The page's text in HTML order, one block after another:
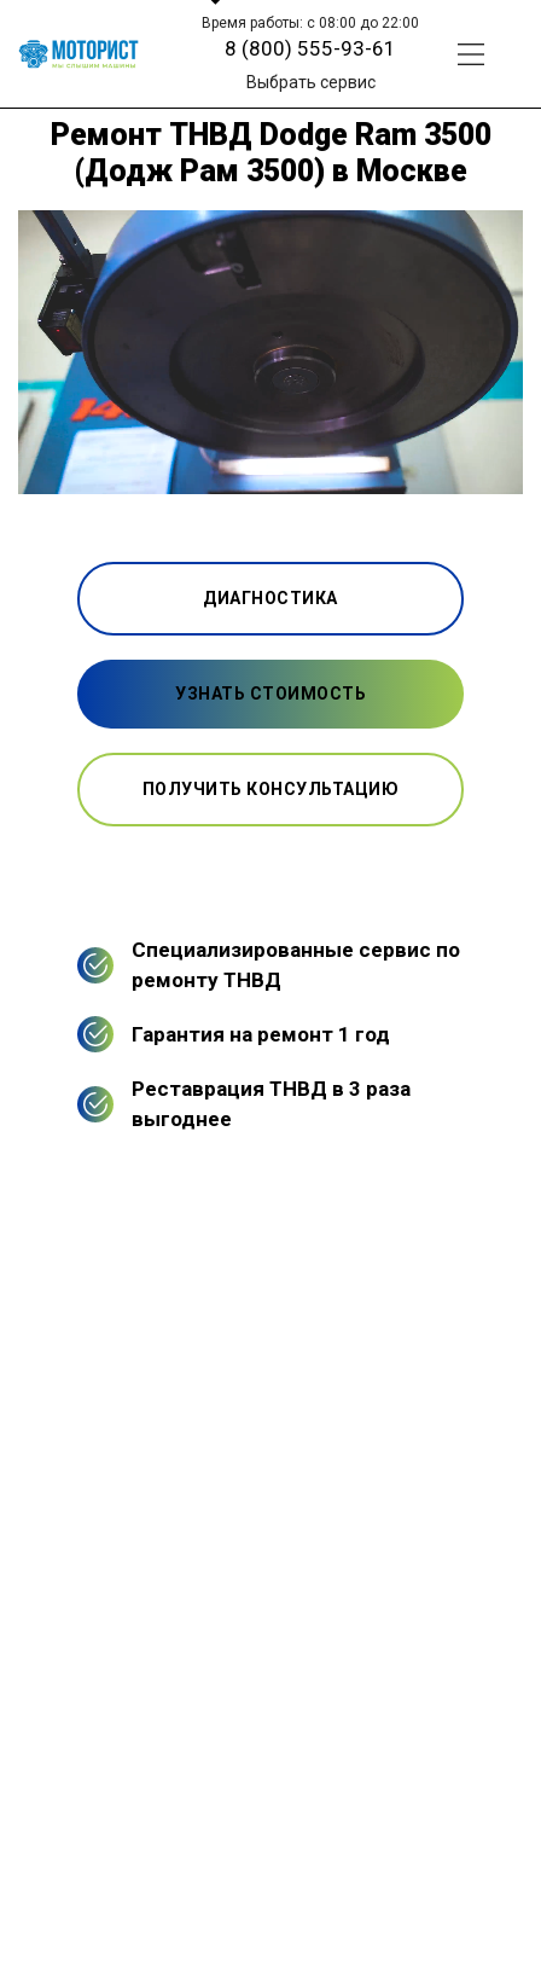
Время работы: с 08:00 до 22:00
8 (800) 555-93-61
Выбрать сервис
Ремонт ТНВД Dodge Ram 3500
(Додж Рам 3500) в Москве
ДИАГНОСТИКА
УЗНАТЬ СТОИМОСТЬ
ПОЛУЧИТЬ КОНСУЛЬТАЦИЮ
Специализированные сервис по
ремонту ТНВД
Гарантия на ремонт 1 год
Реставрация ТНВД в 3 раза
выгоднее